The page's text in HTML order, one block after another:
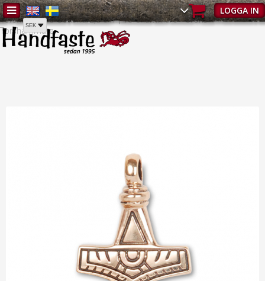
LOGGA IN
Hem/Torshammare/Torshammare - Alla hängsmycken/
Torshammare Gotland 2,8 cm | Torshammare - brons -
Torshammare